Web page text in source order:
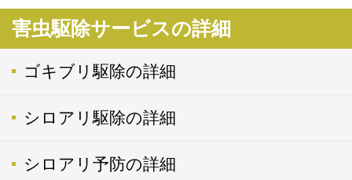
害虫駆除サービスの詳細
ゴキブリ駆除の詳細
シロアリ駆除の詳細
シロアリ予防の詳細